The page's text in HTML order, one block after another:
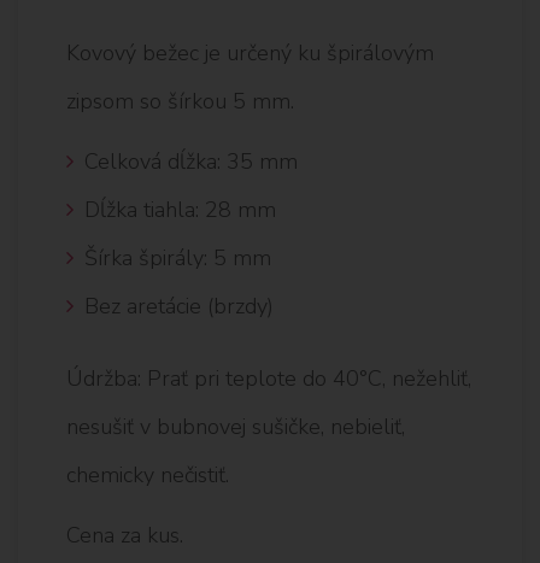
Kovový bežec je určený ku špirálovým
zipsom so šírkou 5 mm.
Celková dĺžka: 35 mm
Dĺžka tiahla: 28 mm
Šírka špirály: 5 mm
Bez aretácie (brzdy)
Údržba: Prať pri teplote do 40°C, nežehliť,
nesušiť v bubnovej sušičke, nebieliť,
chemicky nečistiť.
Cena za kus.